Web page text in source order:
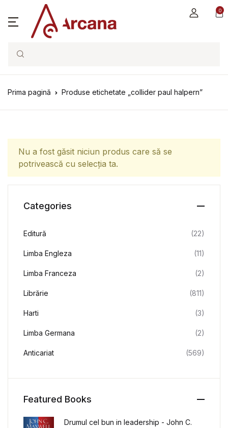
0
Search
Prima pagină Produse etichetate „collider paul halpern”
Nu a fost găsit niciun produs care să se
potrivească cu selecția ta.
Categories
Editură (22)
Limba Engleza (11)
Limba Franceza (2)
Librărie (811)
Harti (3)
Limba Germana (2)
Anticariat (569)
Featured Books
Drumul cel bun in leadership - John C.